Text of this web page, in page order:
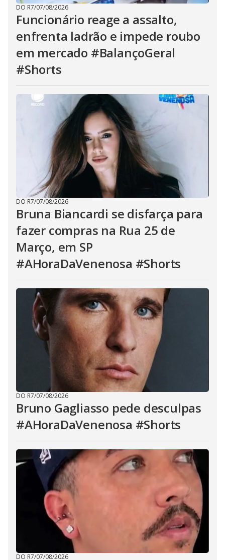
DO R7/07/08/2026
Funcionário reage a assalto,
enfrenta ladrão e impede roubo
em mercado #BalançoGeral
#Shorts
DO R7/07/08/2026
Bruna Biancardi se disfarça para
fazer compras na Rua 25 de
Março, em SP
#AHoraDaVenenosa #Shorts
DO R7/07/08/2026
Bruno Gagliasso pede desculpas
#AHoraDaVenenosa #Shorts
DO R7/07/08/2026